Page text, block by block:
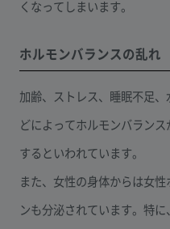
くなってしまいます。
ホルモンバランスの乱れ
加齢、ストレス、睡眠不足
どによってホルモンバラン
するといわれています。
また、女性の身体からは女
ンも分泌されています。特